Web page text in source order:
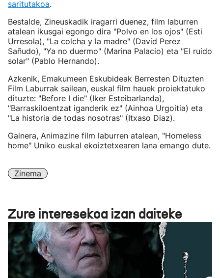
saritutakoa.
Bestalde, Zineuskadik iragarri duenez, film laburren
atalean ikusgai egongo dira "Polvo en los ojos" (Esti
Urresola), "La colcha y la madre" (David Perez
Sañudo), "Ya no duermo" (Marina Palacio) eta "El ruido
solar" (Pablo Hernando).
Azkenik, Emakumeen Eskubideak Berresten Dituzten
Film Laburrak sailean, euskal film hauek proiektatuko
dituzte: "Before I die" (Iker Esteibarlanda),
"Barraskiloentzat iganderik ez" (Ainhoa Urgoitia) eta
"La historia de todas nosotras" (Itxaso Diaz).
Gainera, Animazine film laburren atalean, "Homeless
home" Uniko euskal ekoiztetxearen lana emango dute.
Zinema
Zure interesekoa izan daiteke